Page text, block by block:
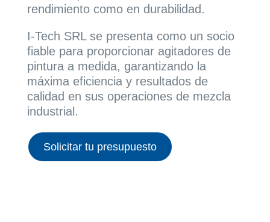
rendimiento como en durabilidad.
I-Tech SRL se presenta como un socio
fiable para proporcionar agitadores de
pintura a medida, garantizando la
máxima eficiencia y resultados de
calidad en sus operaciones de mezcla
industrial.
Solicitar tu presupuesto